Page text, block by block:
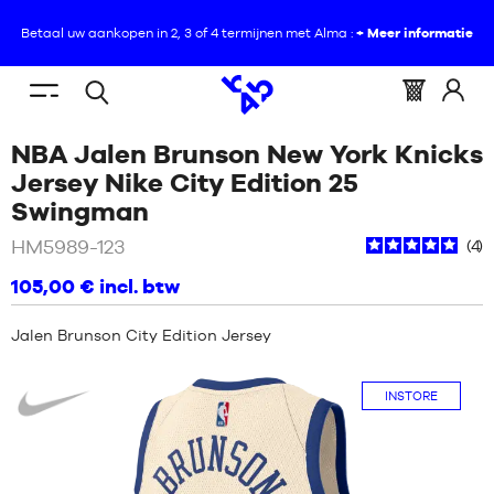
NIEUWS
SCHOENEN
Betaal uw aankopen in 2, 3 of 4 termijnen met Alma : + Meer informatie
zoeken
NL
in
op
KLEDING
UITRUSTING
NBA
BEVINDT
ZICH
HIER
JALEN
NEW
YORK
JERSEY
CITY
EDITION
25
NBA Jalen Brunson New York Knicks
Jersey Nike City Edition 25
Swingman
HM5989-123 4
105,00 € incl. btw
Jalen Brunson City Edition Jersey
INSTORE